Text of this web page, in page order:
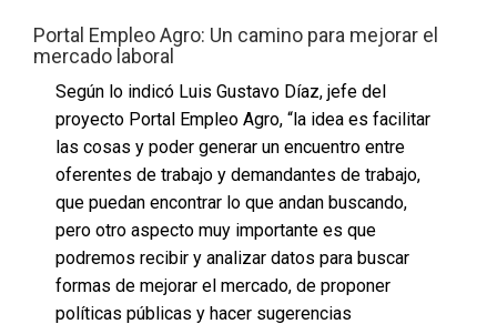
Portal Empleo Agro: Un camino para mejorar el
mercado laboral
Según lo indicó Luis Gustavo Díaz, jefe del
proyecto Portal Empleo Agro, “la idea es facilitar
las cosas y poder generar un encuentro entre
oferentes de trabajo y demandantes de trabajo,
que puedan encontrar lo que andan buscando,
pero otro aspecto muy importante es que
podremos recibir y analizar datos para buscar
formas de mejorar el mercado, de proponer
políticas públicas y hacer sugerencias